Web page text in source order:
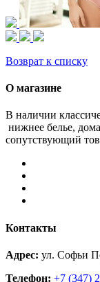
Возврат к списку
О магазине
В наличии
нижнее белье,
сопутствующий
Контакты
Адрес: ул. Софьи
Телефон: +7 (347)